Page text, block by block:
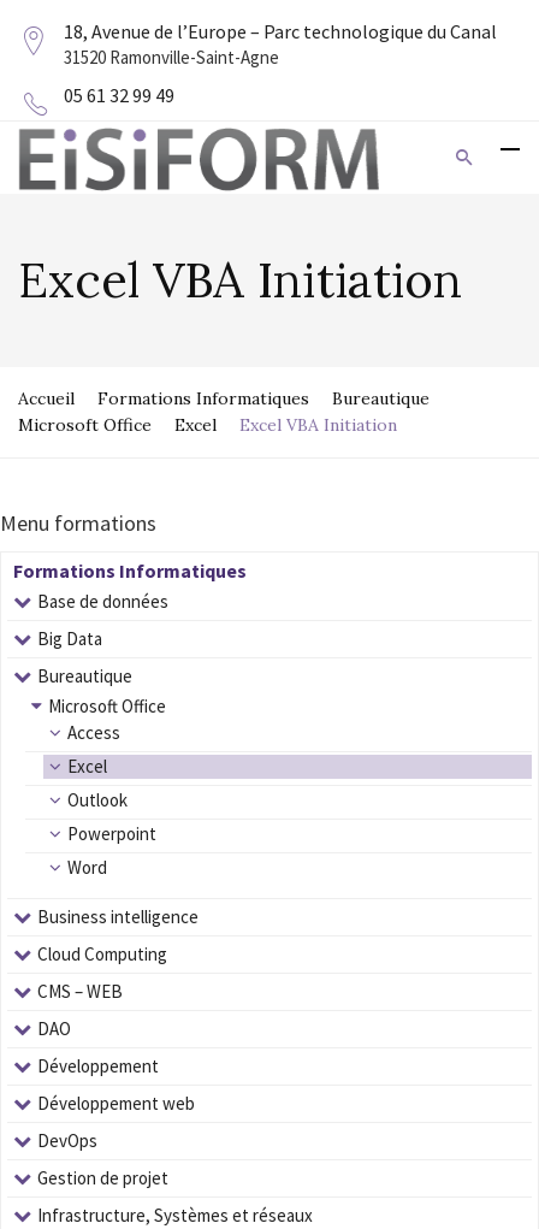
18, Avenue de l’Europe – Parc technologique du Canal
31520 Ramonville-Saint-Agne
05 61 32 99 49
Excel VBA Initiation
Accueil Formations Informatiques
Bureautique
Microsoft Office
Excel Excel VBA Initiation
Menu formations
Formations Informatiques
Base de données
Big Data
Bureautique
Microsoft Office
Access
Excel
Outlook
Powerpoint
Word
Business intelligence
Cloud Computing
CMS – WEB
DAO
Développement
Développement web
DevOps
Gestion de projet
Infrastructure, Systèmes et réseaux